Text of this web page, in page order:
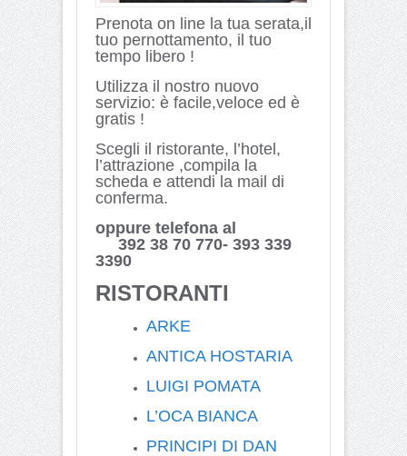
Prenota on line la tua serata,il
tuo pernottamento, il tuo
tempo libero !
Utilizza il nostro nuovo
servizio: è facile,veloce ed è
gratis !
Scegli il ristorante, l’hotel,
l’attrazione ,compila la
scheda e attendi la mail di
conferma.
oppure telefona al
392 38 70 770- 393 339
3390
RISTORANTI
ARKE
ANTICA HOSTARIA
LUIGI POMATA
L’OCA BIANCA
PRINCIPI DI DAN